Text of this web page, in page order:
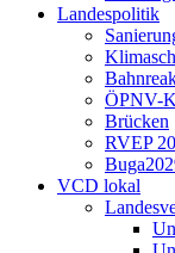
Landespolitik
ÖPNV-
Brücken
RVEP
VCD lokal